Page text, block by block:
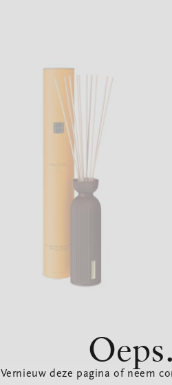
Vernieuw deze pagina of neem